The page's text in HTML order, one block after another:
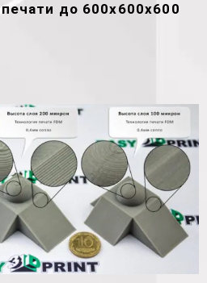
до 600х600х600